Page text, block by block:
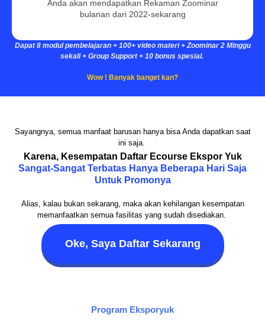
Anda akan mendapatkan Rekaman Zoominar
bulanan dari 2022-sekarang
Dapat 8 modul pembelajaran + 100+ video materi + Zoominar 2 Minggu
sekali + Group Support + 10 bonus spesial.
Wow ! Banyak banget kan?
Sayangnya, semua manfaat barusan hanya bisa Anda dapatkan saat
ini saja.
Karena, Kesempatan Daftar Ecourse Ekspor Yuk
Sangat-Sangat Terbatas Hanya Beberapa Hari Saja
Untuk Promonya
Alias, kalau bukan sekarang, maka akan kehilangan kesempatan
memanfaatkan semua fasilitas yang sudah disediakan.
Oke, Saya Daftar Sekarang
Program Eksporyuk